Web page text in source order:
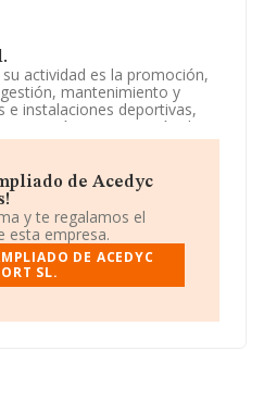
actividad es la promoción,
mantenimiento y
e instalaciones deportivas,
y exportación de
de eventos deportivos,
está registrada como
su actividad CNAE como
y autopistas', código 4211.
y exportadora.
Sport S.L, NIF
fiscal en Calle Riga Pol
de Acedyc
y te regalamos el
esta empresa.
DE ACEDYC
SL.